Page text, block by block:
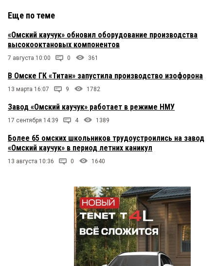
Еще по теме
«Омский каучук» обновил оборудование производства
высокооктановых компонентов
7 августа 10:00 0 361
В Омске ГК «Титан» запустила производство изофорона
13 марта 16:07 9 1782
Завод «Омский каучук» работает в режиме НМУ
17 сентября 14:39 4 1389
Более 65 омских школьников трудоустроились на завод
«Омский каучук» в период летних каникул
13 августа 10:36 0 1640